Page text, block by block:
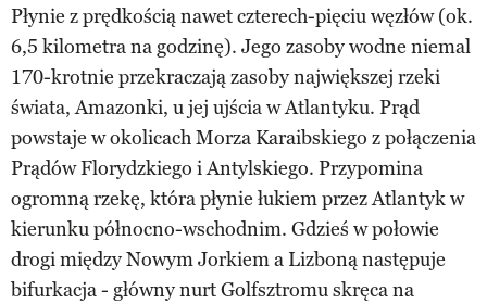
Płynie z prędkością nawet czterech-pięciu węzłów (ok.
6,5 kilometra na godzinę). Jego zasoby wodne niemal
170-krotnie przekraczają zasoby największej rzeki
świata, Amazonki, u jej ujścia w Atlantyku. Prąd
powstaje w okolicach Morza Karaibskiego z połączenia
Prądów Florydzkiego i Antylskiego. Przypomina
ogromną rzekę, która płynie łukiem przez Atlantyk w
kierunku północno-wschodnim. Gdzieś w połowie
drogi między Nowym Jorkiem a Lizboną następuje
bifurkacja - główny nurt Golfsztromu skręca na